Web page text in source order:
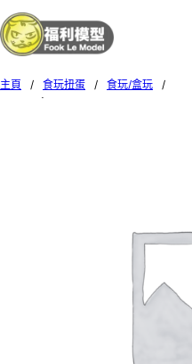
主頁 / 食玩扭蛋 / 食玩/盒玩
/